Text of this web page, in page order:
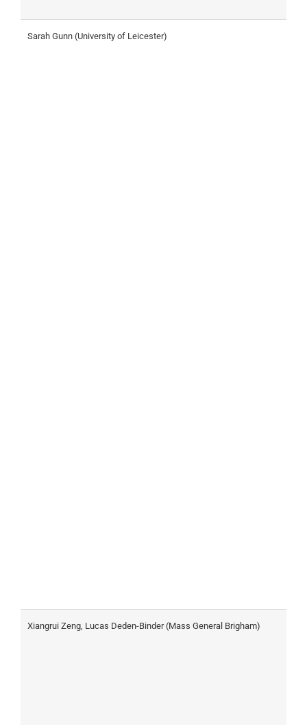
Sarah Gunn (University of Leicester)
Xiangrui Zeng, Lucas Deden-Binder (Mass General Brigham)